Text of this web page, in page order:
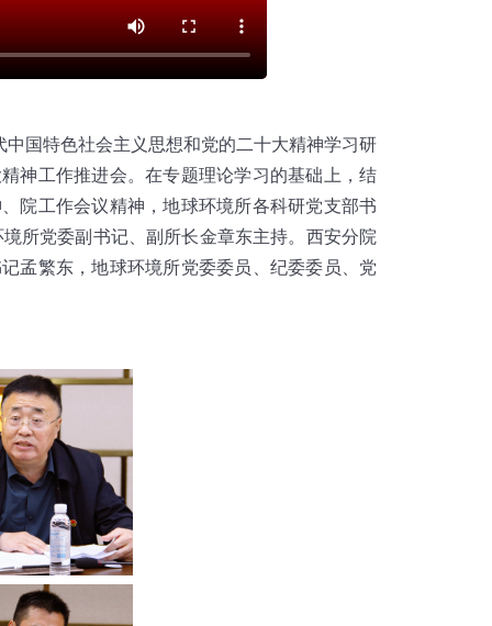
国特色社会主义思想和党的二十大精神学习研
神工作推进会。在专题理论学习的基础上，结
院工作会议精神，地球环境所各科研党支部书
所党委副书记、副所长金章东主持。西安分院
孟繁东，地球环境所党委委员、纪委委员、党